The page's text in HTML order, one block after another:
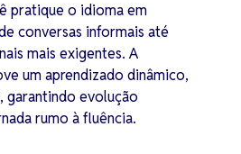
pratique o idioma em
conversas informais até
mais exigentes. A
um aprendizado dinâmico,
garantindo evolução
rumo à fluência.